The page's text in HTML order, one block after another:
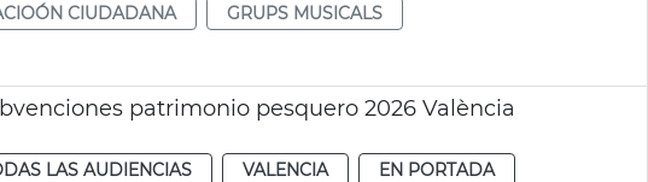
CIUDADANA
GRUPS MUSICALS
patrimonio pesquero 2026 València
LAS AUDIENCIAS VALENCIA
EN PORTADA